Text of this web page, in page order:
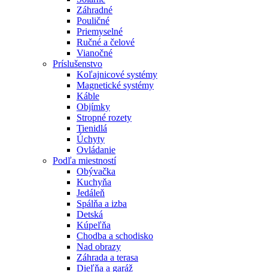
Záhradné
Pouličné
Priemyselné
Ručné a čelové
Vianočné
Príslušenstvo
Koľajnicové systémy
Magnetické systémy
Káble
Objímky
Stropné rozety
Tienidlá
Úchyty
Ovládanie
Podľa miestností
Obývačka
Kuchyňa
Jedáleň
Spálňa a izba
Detská
Kúpeľňa
Chodba a schodisko
Nad obrazy
Záhrada a terasa
Dieľňa a garáž